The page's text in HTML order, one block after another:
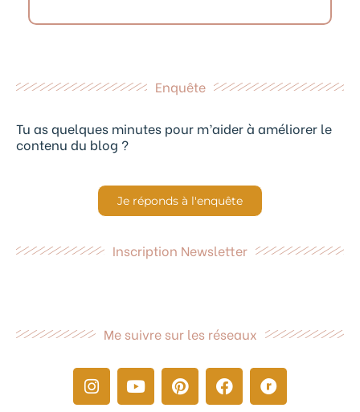
Enquête
Tu as quelques minutes pour m’aider à améliorer le
contenu du blog ?
Je réponds à l'enquête
Inscription Newsletter
Me suivre sur les réseaux
I
n
Y
o
P
i
F
a
R
a